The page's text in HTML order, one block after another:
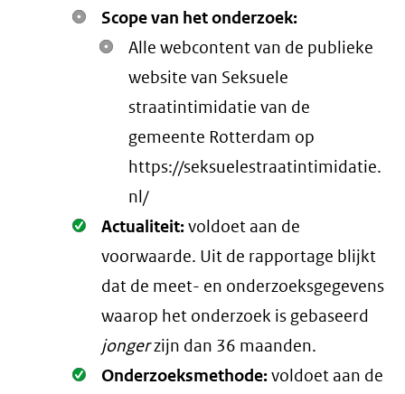
Scope van het onderzoek:
Alle webcontent van de publieke
website van Seksuele
straatintimidatie van de
gemeente Rotterdam op
https://seksuelestraatintimidatie.
nl/
Oké.
Actualiteit:voldoet aan de
voorwaarde. Uit de rapportage blijkt
dat de meet- en onderzoeksgegevens
waarop het onderzoek is gebaseerd
jongerzijn dan 36 maanden.
Oké.
Onderzoeksmethode:voldoet aan de